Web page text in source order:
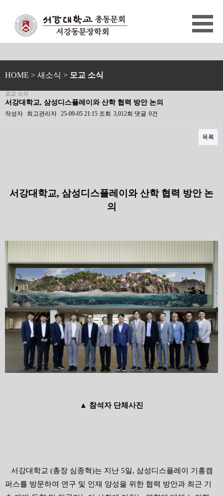
HOME > 새소식 > 모교 소식
모교 소식
서강대학교, 삼성디스플레이와 산학 협력 방안 논의
작성자 최고관리자 25-09-05 21:15 조회 3,012회 댓글 0건
목록
서강대학교, 삼성디스플레이와 산학 협력 방안 논
의
▲ 참석자 단체사진
서강대학교 (총장 심종혁)는 지난 5일, 삼성디스플레이 기흥캠
퍼스를 방문하여 연구 및 인재 양성을 위한 협력 방안과 최근 기